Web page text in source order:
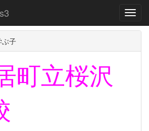
子
町立桜沢